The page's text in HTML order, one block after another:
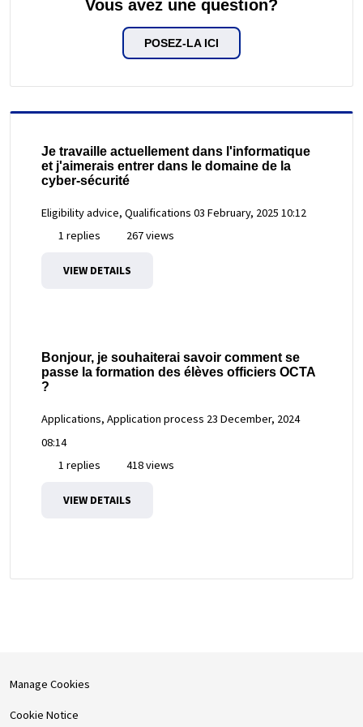
Vous avez une question?
POSEZ-LA ICI
Je travaille actuellement dans l'informatique
et j'aimerais entrer dans le domaine de la
cyber-sécurité
Eligibility advice, Qualifications 03 February, 2025 10:12
1 replies
267 views
VIEW DETAILS
Bonjour, je souhaiterai savoir comment se
passe la formation des élèves officiers OCTA
?
Applications, Application process 23 December, 2024
08:14
1 replies
418 views
VIEW DETAILS
Manage Cookies
Cookie Notice